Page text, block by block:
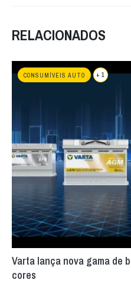
RELACIONADOS
CONSUMÍVEIS AUTO + 1
Varta lança nova gama de
cores